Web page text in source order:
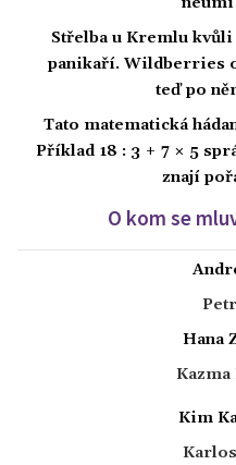
Střelba u Kremlu
panikaří. Wildberries
teď po
Tato matematická
Příklad 18 : 3 + 7 × 5
znají
O kom se
Hana
Kim